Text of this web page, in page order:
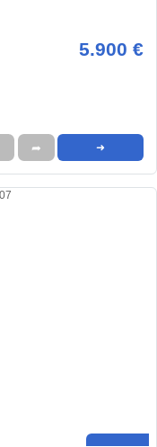
5.900 €
➦ ➜